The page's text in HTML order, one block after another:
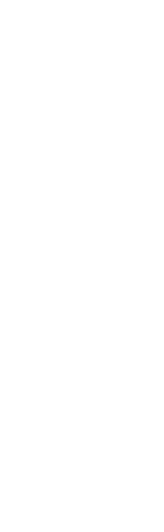
גן נט ב-
עם
ומרבה